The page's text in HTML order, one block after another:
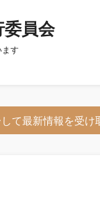
員会
す
て最新情報を受け